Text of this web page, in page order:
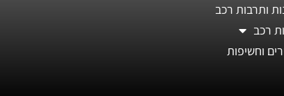
ותרבות רכב
רכב
וחשיפות